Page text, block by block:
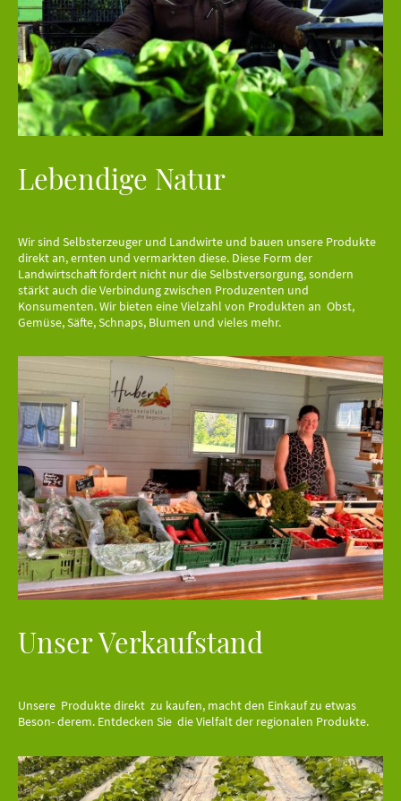
Lebendige Natur
Wir sind Selbsterzeuger und Landwirte und bauen unsere Produkte
direkt an, ernten und vermarkten diese. Diese Form der
Landwirtschaft fördert nicht nur die Selbstversorgung, sondern
stärkt auch die Verbindung zwischen Produzenten und
Konsumenten. Wir bieten eine Vielzahl von Produkten an Obst,
Gemüse, Säfte, Schnaps, Blumen und vieles mehr.
Unser Verkaufstand
Unsere Produkte direkt zu kaufen, macht den Einkauf zu etwas
Beson- derem. Entdecken Sie die Vielfalt der regionalen Produkte.